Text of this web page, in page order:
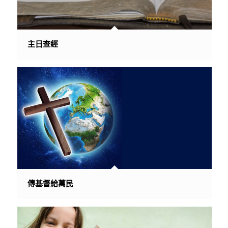
主日查經
傳基督給萬民